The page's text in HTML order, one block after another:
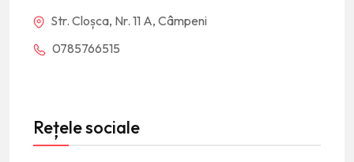
Str. Cloșca, Nr. 11 A, Câmpeni
0785766515
Rețele sociale